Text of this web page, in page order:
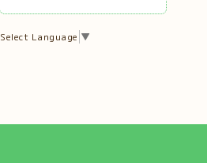
Select Language ▼